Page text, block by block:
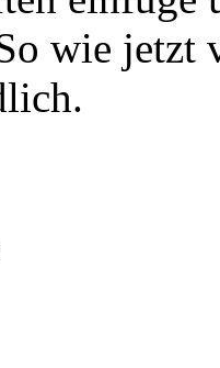
wie jetzt